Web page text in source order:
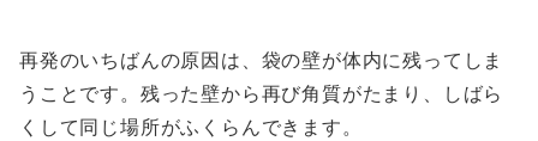
再発のいちばんの原因は、袋の壁が体内に残ってしま
うことです。残った壁から再び角質がたまり、しばら
くして同じ場所がふくらんできます。